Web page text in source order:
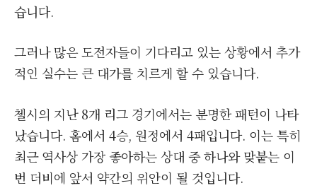
습니다.
그러나 많은 도전자들이 기다리고 있는 상황에서 추가
적인 실수는 큰 대가를 치르게 할 수 있습니다.
첼시의 지난 8개 리그 경기에서는 분명한 패턴이 나타
났습니다. 홈에서 4승, 원정에서 4패입니다. 이는 특히
최근 역사상 가장 좋아하는 상대 중 하나와 맞붙는 이
번 더비에 앞서 약간의 위안이 될 것입니다.